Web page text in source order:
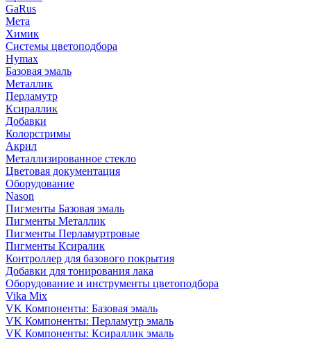
GaRus
Мета
Химик
Системы цветоподбора
Hymax
Базовая эмаль
Металлик
Перламутр
Ксираллик
Добавки
Колорстримы
Акрил
Металлизированное стекло
Цветовая документация
Оборудование
Nason
Пигменты Базовая эмаль
Пигменты Металлик
Пигменты Перламуртровые
Пигменты Ксиралик
Контроллер для базового покрытия
Добавки для тонирования лака
Оборудование и инструменты цветоподбора
Vika Mix
VK Компоненты: Базовая эмаль
VK Компоненты: Перламутр эмаль
VK Компоненты: Ксираллик эмаль